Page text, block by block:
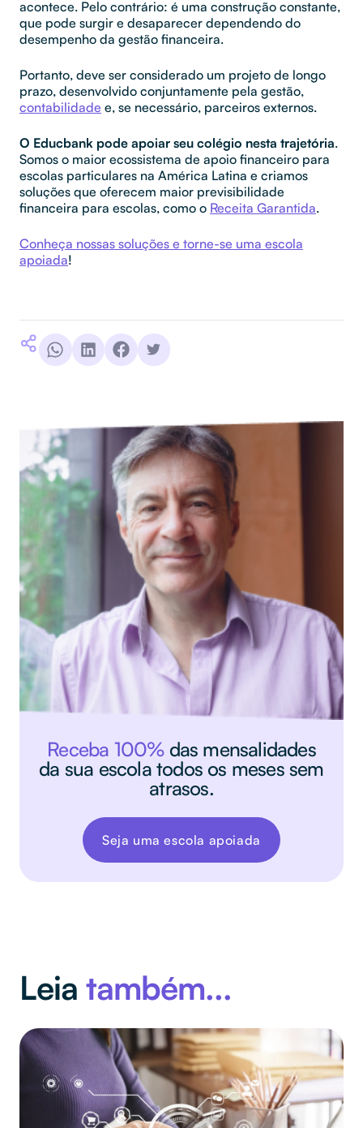
acontece. Pelo contrário: é uma construção constante,
que pode surgir e desaparecer dependendo do
desempenho da gestão financeira.
Portanto, deve ser considerado um projeto de longo
prazo, desenvolvido conjuntamente pela gestão,
contabilidade e, se necessário, parceiros externos.
O Educbank pode apoiar seu colégio nesta trajetória.
Somos o maior ecossistema de apoio financeiro para
escolas particulares na América Latina e criamos
soluções que oferecem maior previsibilidade
financeira para escolas, como o Receita Garantida.
Conheça nossas soluções e torne-se uma escola
apoiada!
Receba 100%das mensalidades
da sua escola todos os meses sem
atrasos.
Seja uma escola apoiada
Leia também...